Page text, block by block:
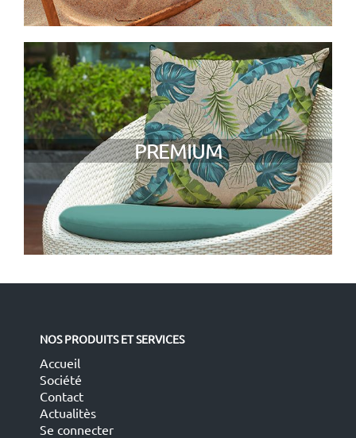
PREMIUM
NOS PRODUITS ET SERVICES
Accueil
Société
Contact
Actualitès
Se connecter